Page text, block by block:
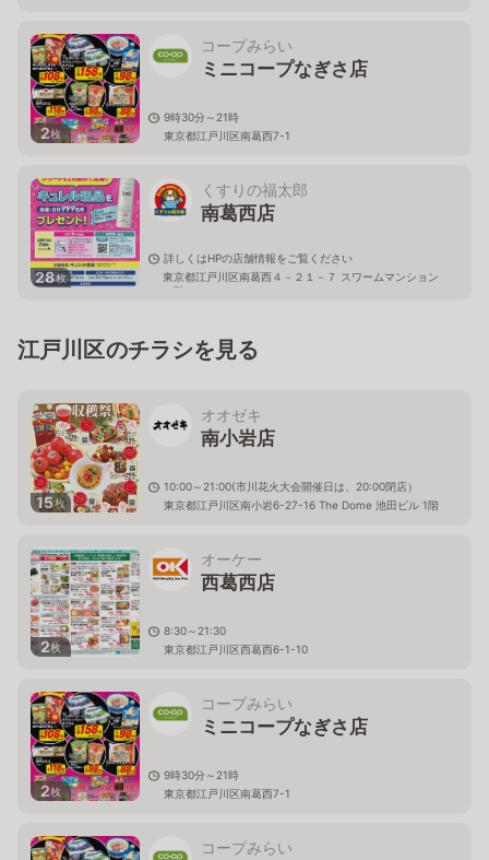
2枚
コープみらい
ミニコープなぎさ店
9時30分～21時
東京都江戸川区南葛西7-1
28枚
くすりの福太郎
南葛西店
詳しくはHPの店舗情報をご覧ください
東京都江戸川区南葛西４－２１－７ スワームマンション
１階
江戸川区のチラシを見る
15枚
オオゼキ
南小岩店
10:00～21:00(市川花火大会開催日は、20:00閉店）
東京都江戸川区南小岩6-27-16 The Dome 池田ビル 1階
2枚
オーケー
西葛西店
8:30～21:30
東京都江戸川区西葛西6-1-10
2枚
コープみらい
ミニコープなぎさ店
9時30分～21時
東京都江戸川区南葛西7-1
コープみらい